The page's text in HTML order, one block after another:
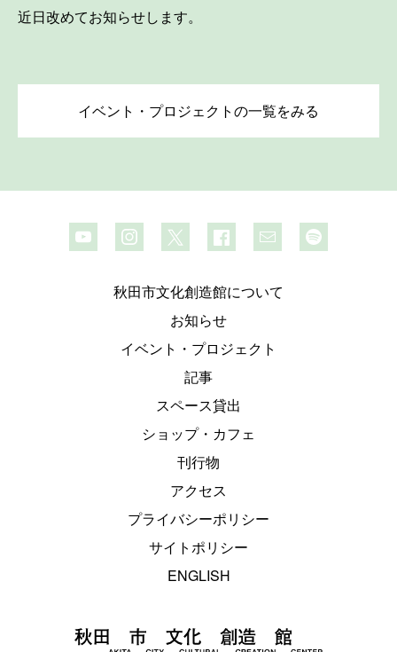
近日改めてお知らせします。
イベント・プロジェクトの一覧をみる
秋田市文化創造館について
お知らせ
イベント・プロジェクト
記事
スペース貸出
ショップ・カフェ
刊行物
アクセス
プライバシーポリシー
サイトポリシー
ENGLISH